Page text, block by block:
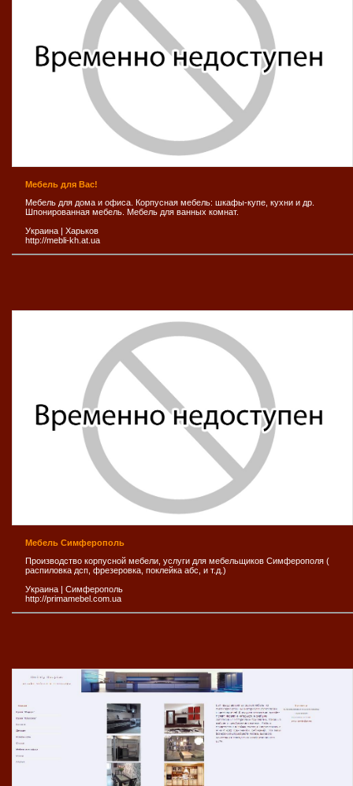
Мебель для Вас!
Мебель для дома и офиса. Корпусная мебель: шкафы-купе, кухни и др.
Шпонированная мебель. Мебель для ванных комнат.
Украина | Харьков
http://mebli-kh.at.ua
Мебель Симферополь
Производство корпусной мебели, услуги для мебельщиков Симферополя (
распиловка дсп, фрезеровка, поклейка абс, и т.д.)
Украина
Симферополь
http://primamebel.com.ua